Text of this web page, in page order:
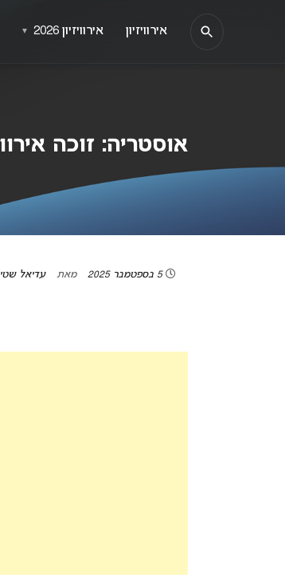
אוסטריה: זוכה אירוויזיון 2025 לא ינחה את
5 בספטמבר 2025 מאת עדיאל
אירוויזיון אירוויזיון 2026 ▼